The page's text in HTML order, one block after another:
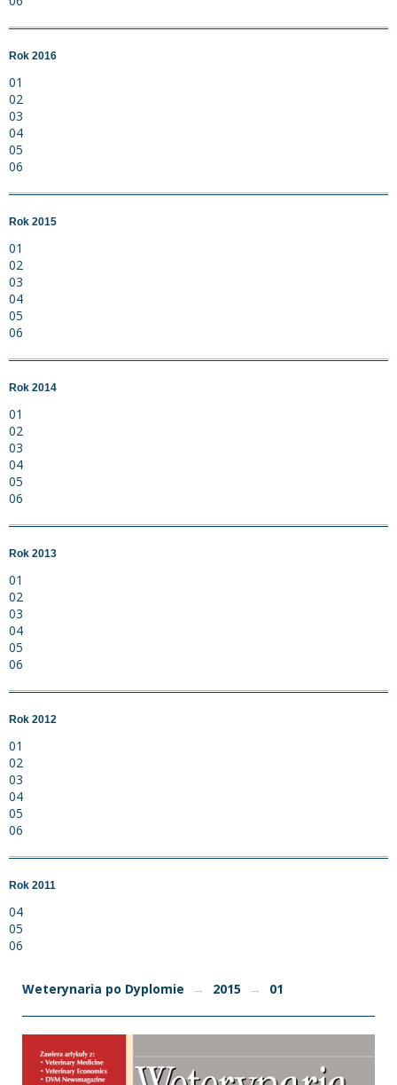
Rok 2016
01
02
03
04
05
06
Rok 2015
01
02
03
04
05
06
Rok 2014
01
02
03
04
05
06
Rok 2013
01
02
03
04
05
06
Rok 2012
01
02
03
04
05
06
Rok 2011
04
05
06
Weterynaria po Dyplomie → 2015 → 01